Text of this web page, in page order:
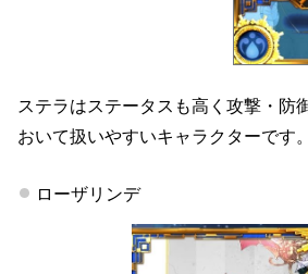
ステラはステータスも高く攻撃・防
おいて扱いやすいキャラクターです。
ローザリンデ